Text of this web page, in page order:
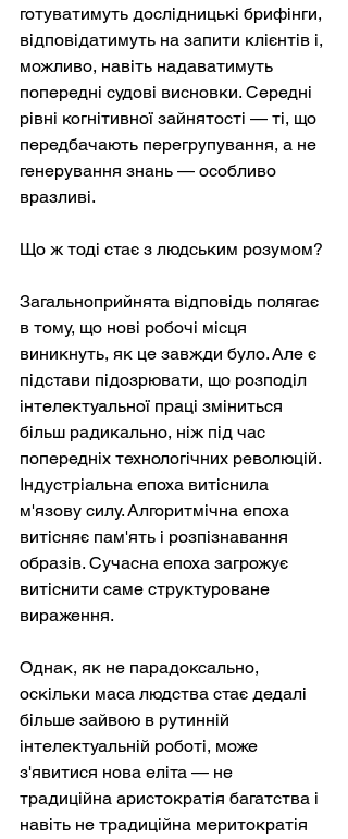
готуватимуть дослідницькі брифінги,
відповідатимуть на запити клієнтів і,
можливо, навіть надаватимуть
попередні судові висновки. Середні
рівні когнітивної зайнятості — ті, що
передбачають перегрупування, а не
генерування знань — особливо
вразливі.
Що ж тоді стає з людським розумом?
Загальноприйнята відповідь полягає
в тому, що нові робочі місця
виникнуть, як це завжди було. Але є
підстави підозрювати, що розподіл
інтелектуальної праці зміниться
більш радикально, ніж під час
попередніх технологічних революцій.
Індустріальна епоха витіснила
м'язову силу. Алгоритмічна епоха
витісняє пам'ять і розпізнавання
образів. Сучасна епоха загрожує
витіснити саме структуроване
вираження.
Однак, як не парадоксально,
оскільки маса людства стає дедалі
більше зайвою в рутинній
інтелектуальній роботі, може
з'явитися нова еліта — не
традиційна аристократія багатства і
навіть не традиційна меритократія